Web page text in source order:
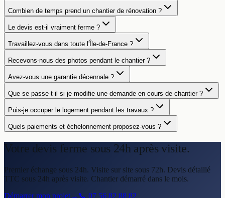
Combien de temps prend un chantier de rénovation ?
Le devis est-il vraiment ferme ?
Travaillez-vous dans toute l'Île-de-France ?
Recevons-nous des photos pendant le chantier ?
Avez-vous une garantie décennale ?
Que se passe-t-il si je modifie une demande en cours de chantier ?
Puis-je occuper le logement pendant les travaux ?
Quels paiements et échelonnement proposez-vous ?
Votre devis ferme sous 24h après visite.
Premier échange sous 24h. Visite sur site sous 72h. Devis détaillé
TTC sous 24h après visite. Chantier démarré dans le mois.
Démarrer mon projet→ 📞 07 56 82 88 82